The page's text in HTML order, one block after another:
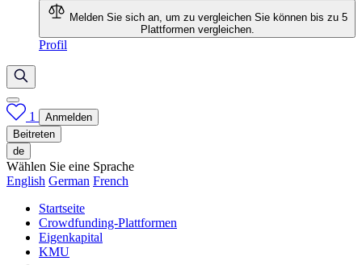
Melden Sie sich an, um zu vergleichen Sie können bis zu 5
Plattformen vergleichen.
Profil
1
Anmelden
Beitreten
de
Wählen Sie eine Sprache
English German French
Startseite
Crowdfunding-Plattformen
Eigenkapital
KMU